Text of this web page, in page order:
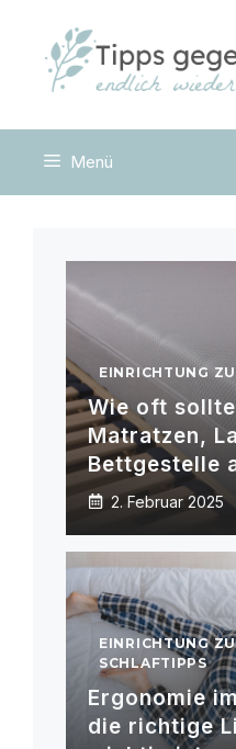
springen
Menü
EINRICHTUNG
Wie oft
Matratzen,
Bettgestelle
2. Februar 2025
EINRICHTUNG
SCHLAFTIPPS
Ergonomie
die richtige